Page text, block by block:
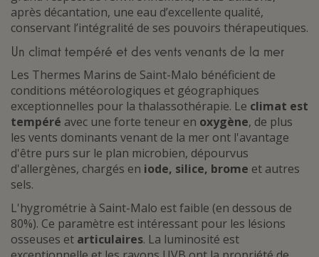
après décantation, une eau d’excellente qualité,
conservant l’intégralité de ses pouvoirs thérapeutiques.
Un climat tempéré et des vents venants de la mer
Les Thermes Marins de Saint-Malo bénéficient de
conditions météorologiques et géographiques
exceptionnelles pour la thalassothérapie. Le climat est
tempéré avec une forte teneur en oxygène, de plus
les vents dominants venant de la mer ont l'avantage
d'être purs sur le plan microbien, dépourvus
d'allergènes, chargés en iode, silice, brome et autres
sels.
L'hygrométrie à Saint-Malo est faible (en dessous de
80%). Ce paramètre est intéressant pour les lésions
osseuses et articulaires. La luminosité est